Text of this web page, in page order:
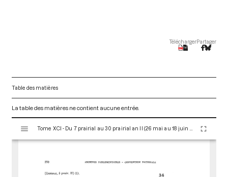
TéléchargerPartager
Table des matières
La table des matières ne contient aucune entrée.
s